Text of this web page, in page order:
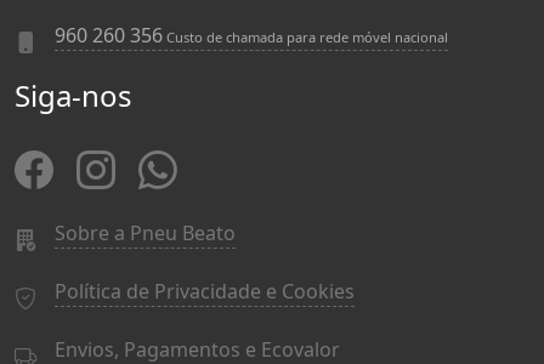
960 260 356 Custo de chamada para rede móvel nacional
Siga-nos
Sobre a Pneu Beato
Política de Privacidade e Cookies
Envios, Pagamentos e Ecovalor